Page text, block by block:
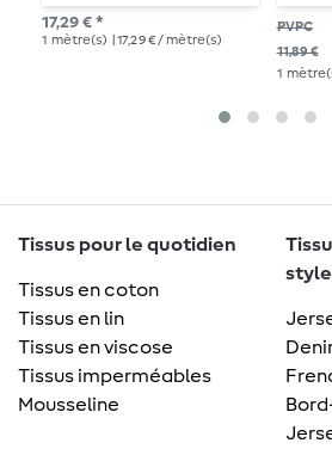
vert
17,29 € *
1 mètre(s) | 17,29 € / mètre(s)
PVPC
11,89 €
1
Tissus pour le quotidien
Tissus en coton
Tissus en lin
Tissus en viscose
Tissus imperméables
Mousseline
style